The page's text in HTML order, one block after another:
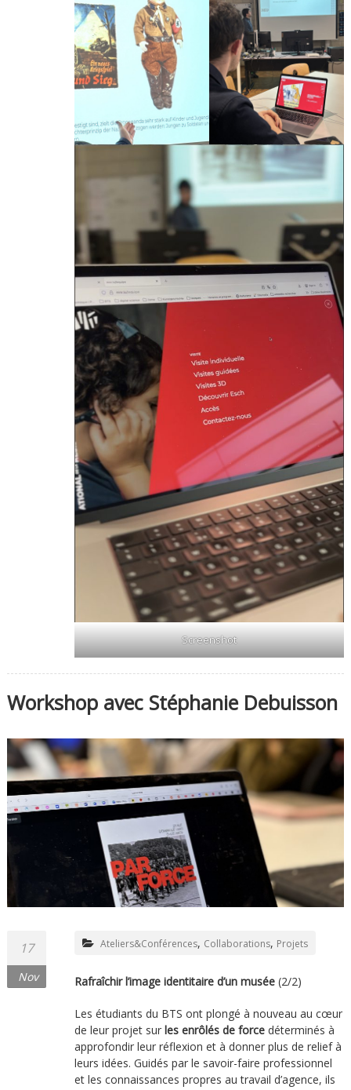
Screenshot
Workshop avec Stéphanie Debuisson
17
Nov
Ateliers&Conférences, Collaborations, Projets
Rafraîchir l’image identitaire d’un musée(2/2)
Les étudiants du BTS ont plongé à nouveau au cœur
de leur projet sur les enrôlés de forcedéterminés à
approfondir leur réflexion et à donner plus de relief à
leurs idées. Guidés par le savoir-faire professionnel
et les connaissances propres au travail d’agence, ils